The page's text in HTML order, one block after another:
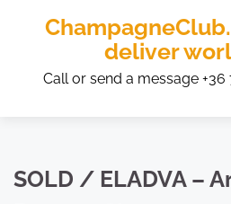
deliver
Call or send a message
SOLD / ELADVA –